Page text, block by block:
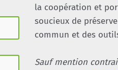
la coopération et
soucieux de
commun et des
Sauf mention